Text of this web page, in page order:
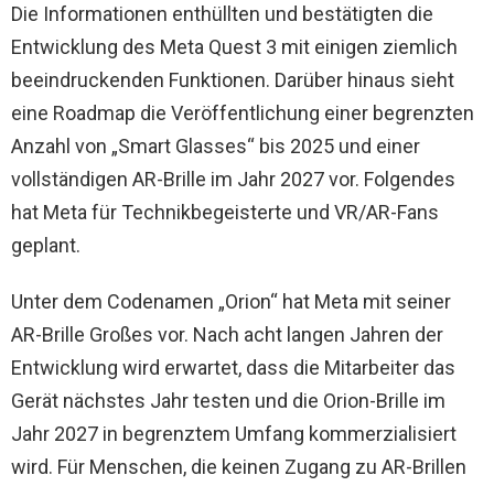
Die Informationen enthüllten und bestätigten die
Entwicklung des Meta Quest 3 mit einigen ziemlich
beeindruckenden Funktionen. Darüber hinaus sieht
eine Roadmap die Veröffentlichung einer begrenzten
Anzahl von „Smart Glasses“ bis 2025 und einer
vollständigen AR-Brille im Jahr 2027 vor. Folgendes
hat Meta für Technikbegeisterte und VR/AR-Fans
geplant.
Unter dem Codenamen „Orion“ hat Meta mit seiner
AR-Brille Großes vor. Nach acht langen Jahren der
Entwicklung wird erwartet, dass die Mitarbeiter das
Gerät nächstes Jahr testen und die Orion-Brille im
Jahr 2027 in begrenztem Umfang kommerzialisiert
wird. Für Menschen, die keinen Zugang zu AR-Brillen